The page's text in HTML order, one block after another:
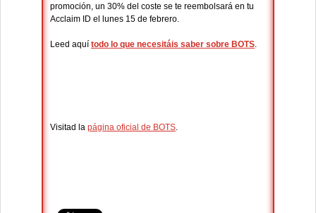
promoción, un 30% del coste se te reembolsará en tu
Acclaim ID el lunes 15 de febrero.
Leed aquí todo lo que necesitáis saber sobre BOTS.
Visitad la página oficial de BOTS.